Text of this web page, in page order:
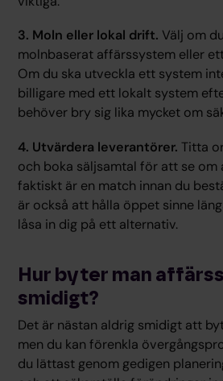
3. Moln eller lokal drift. Välj om
molnbaserat affärssystem eller
Om du ska utveckla ett system
billigare med ett lokalt system
behöver bry sig lika mycket om
4. Utvärdera leverantörer. Titta
och boka säljsamtal för att se om
faktiskt är en match innan du
är också att hålla öppet sinne
låsa in dig på ett alternativ.
Hur byter man
smidigt?
Det är nästan aldrig smidigt att
men du kan förenkla
du lättast genom gedigen